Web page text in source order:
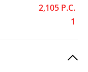
2,105 P.C.
1